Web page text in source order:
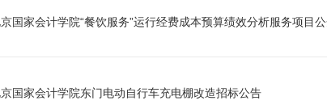
国家会计学院“餐饮服务”运行经费成本预算绩效分析服务项目
国家会计学院东门电动自行车充电棚改造招标公告